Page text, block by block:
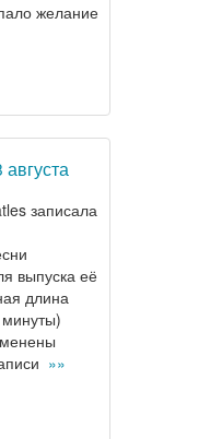
желание
августа
записала
выпуска её
длина
минуты)
»»